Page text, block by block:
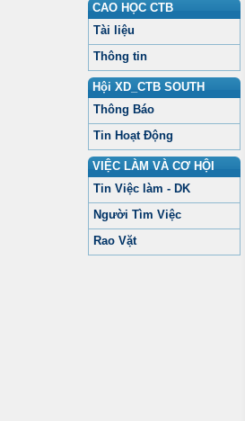
CAO HỌC CTB
Tài liệu
Thông tin
Hội XD_CTB SOUTH
Thông Báo
Tin Hoạt Động
VIỆC LÀM VÀ CƠ HỘI
Tin Việc làm - DK
Người Tìm Việc
Rao Vặt